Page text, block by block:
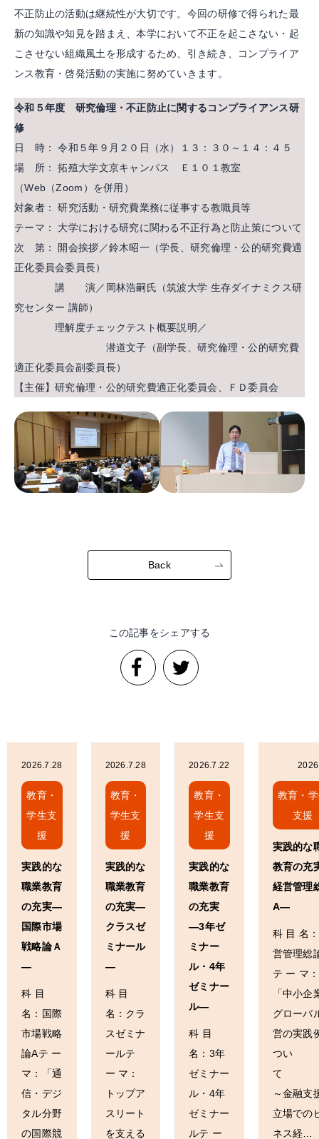
不正防止の活動は継続性が大切です。今回の研修で得られた最
新の知識や知見を踏まえ、本学において不正を起こさない・起
こさせない組織風土を形成するため、引き続き、コンプライア
ンス教育・啓発活動の実施に努めていきます。
令和５年度 研究倫理・不正防止に関するコンプライアンス研
修
日 時： 令和５年９月２０日（水）１３：３０～１４：４５
場 所： 拓殖大学文京キャンパス Ｅ１０１教室
（Web（Zoom）を併用）
対象者： 研究活動・研究費業務に従事する教職員等
テーマ： 大学における研究に関わる不正行為と防止策について
次 第： 開会挨拶／鈴木昭一（学長、研究倫理・公的研究費適
正化委員会委員長）
講 演／岡林浩嗣氏（筑波大学 生存ダイナミクス研
究センター 講師）
理解度チェックテスト概要説明／
潜道文子（副学長、研究倫理・公的研究費
適正化委員会副委員長）
【主催】研究倫理・公的研究費適正化委員会、ＦＤ委員会
Back
この記事をシェアする
2026.7.28
教育・
学生支
援
実践的な
職業教育
の充実―
国際市場
戦略論Ａ
―
科 目
名：国際
市場戦略
論Aテ ー
マ：「通
信・デジ
タル分野
の国際競
2026.7.28
教育・
学生支
援
実践的な
職業教育
の充実―
クラスゼ
ミナール
―
科 目
名：クラ
スゼミナ
ールテ
ー マ：
トップア
スリート
を支える
2026.7.22
教育・
学生支
援
実践的な
職業教育
の充実
―3年ゼ
ミナー
ル・4年
ゼミナー
ル―
科 目
名：3年
ゼミナー
ル・4年
ゼミナー
ルテ ー
教育・
支援
実践的な
教育の充
経営管理
A―
科 目 名
営管理総
テ ー マ：
「中小企
グローバ
営の実践
つい
～金融支
立場での
ネス経…